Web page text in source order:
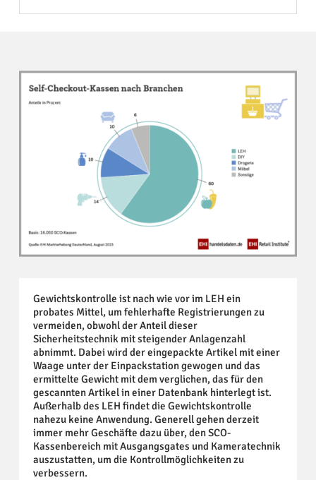
Gewichtskontrolle ist nach wie vor im LEH ein
probates Mittel, um fehlerhafte Registrierungen zu
vermeiden, obwohl der Anteil dieser
Sicherheitstechnik mit steigender Anlagenzahl
abnimmt. Dabei wird der eingepackte Artikel mit einer
Waage unter der Einpackstation gewogen und das
ermittelte Gewicht mit dem verglichen, das für den
gescannten Artikel in einer Datenbank hinterlegt ist.
Außerhalb des LEH findet die Gewichtskontrolle
nahezu keine Anwendung. Generell gehen derzeit
immer mehr Geschäfte dazu über, den SCO-
Kassenbereich mit Ausgangsgates und Kameratechnik
auszustatten, um die Kontrollmöglichkeiten zu
verbessern.